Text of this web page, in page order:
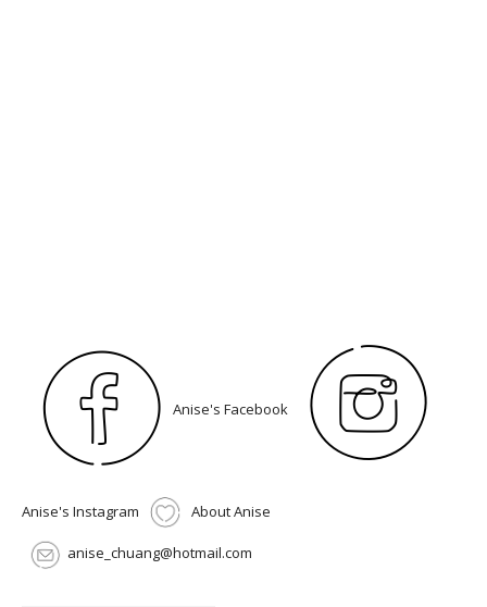
Anise's Facebook
Anise's Instagram About Anise
anise_chuang@hotmail.com